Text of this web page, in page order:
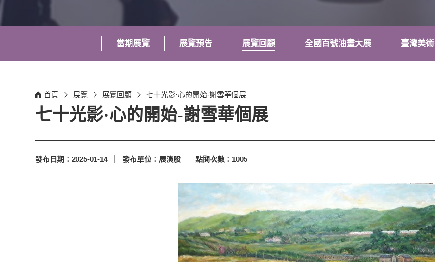
當期展覽 展覽預告 展覽回顧 全國百號油畫大展 臺灣美
首頁 展覽 展覽回顧 七十光影·心的開始-謝雪華個展
七十光影·心的開始-謝雪華個展
發布日期： 2025-01-14 發布單位： 展演股 點閱次數： 1005